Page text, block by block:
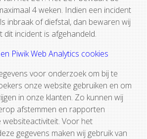
4 weken. Indien een incident
inbraak of diefstal, dan bewaren wij
dit incident is afgehandeld.
Piwik Web Analytics cookies
voor onderzoek om bij te
onze website gebruiken en om
in onze klanten. Zo kunnen wij
afstemmen en rapporten
Voor het
gegevens maken wij gebruik van